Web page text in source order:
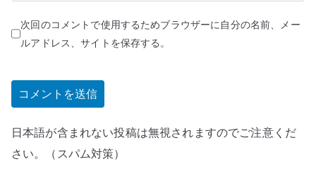
次回のコメントで使用するためブラウザーに自分の名前、メー
ルアドレス、サイトを保存する。
日本語が含まれない投稿は無視されますのでご注意くだ
さい。（スパム対策）